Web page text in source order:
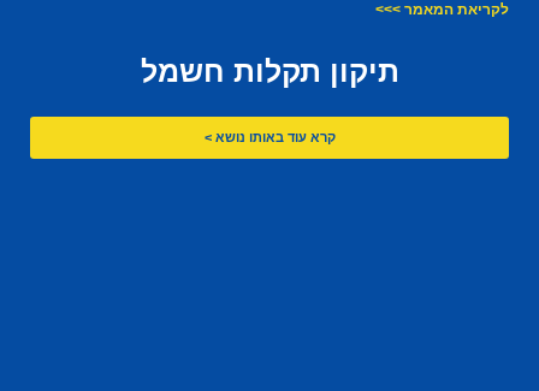
לקריאת המאמר >>>
תיקון תקלות חשמל
קרא עוד באותו נושא >